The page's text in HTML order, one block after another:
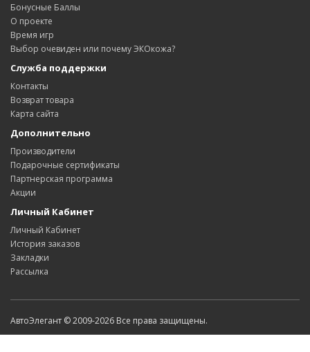
Бонусные Баллы
О проекте
Время игр
Выбор очевиден или почему ЭКОкожа?
Служба поддержки
Контакты
Возврат товара
Карта сайта
Дополнительно
Производители
Подарочные сертификаты
Партнерская программа
Акции
Личный Кабинет
Личный Кабинет
История заказов
Закладки
Рассылка
АвтоЭлегант © 2009-2026 Все права защищены.